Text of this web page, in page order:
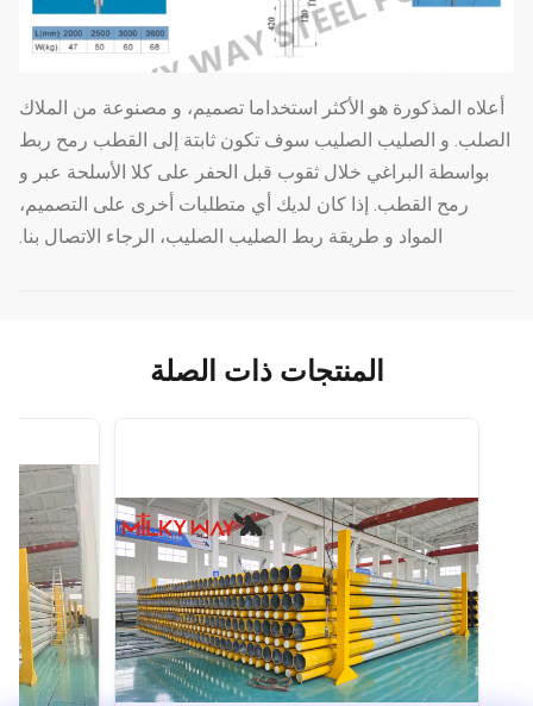
أعلاه المذكورة هو الأكثر استخداما تصميم، و مصنوعة من الملاك
الصلب. و الصليب الصليب سوف تكون ثابتة إلى القطب رمح ربط
بواسطة البراغي خلال ثقوب قبل الحفر على كلا الأسلحة عبر و
رمح القطب. إذا كان لديك أي متطلبات أخرى على التصميم،
المواد و طريقة ربط الصليب الصليب، الرجاء الاتصال بنا.
المنتجات ذات الصلة